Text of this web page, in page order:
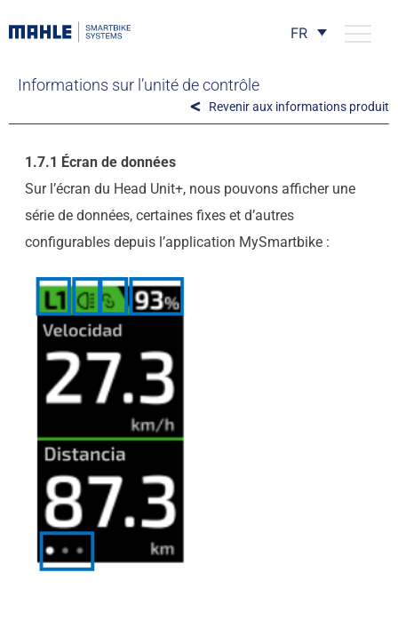
FR
Informations sur l’unité de contrôle
Revenir aux informations produit
1.7.1 Écran de données
Sur l’écran du Head Unit+, nous pouvons afficher une
série de données, certaines fixes et d’autres
configurables depuis l’application MySmartbike :